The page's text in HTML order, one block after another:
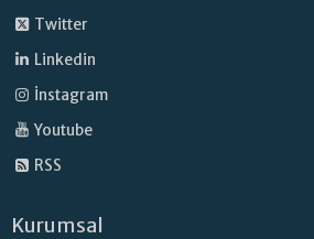
Twitter
Linkedin
İnstagram
Youtube
RSS
Kurumsal